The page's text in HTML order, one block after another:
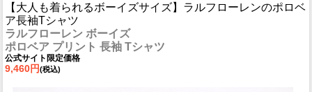
【大人も着られるボーイズサイズ】ラルフローレンのポロベ
ア長袖Tシャツ
ラルフローレン ボーイズ
ポロベア プリント 長袖 Tシャツ
公式サイト限定価格
9,460円(税込)